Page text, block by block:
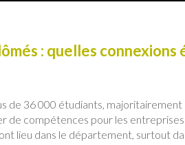
: quelles connexions
de 36 000 étudiants,
de compétences pour les
lieu dans le département, surtout